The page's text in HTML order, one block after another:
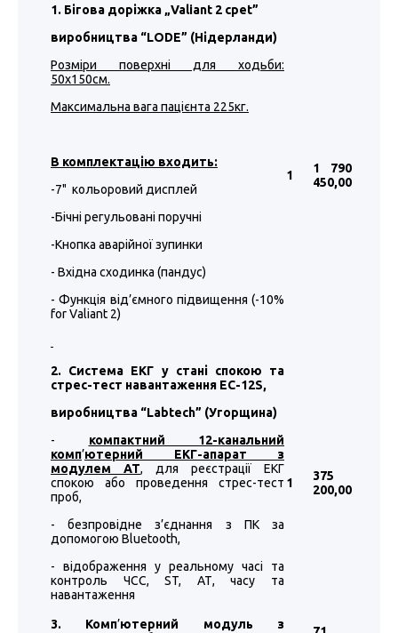
1. Бігова доріжка „Valiant 2 cpet”
виробництва “LODE” (Нідерланди)
Розміри поверхні для ходьби:
50х150см.
Максимальна вага пацієнта 225кг.
В комплектацію входить:
-7" кольоровий дисплей
-Бічні регульовані поручні
-Кнопка аварійної зупинки
- Вхідна сходинка (пандус)
- Функція від’ємного підвищення (-10%
for Valiant 2)
1
1 790
450,00
2. Система ЕКГ у стані спокою та
стрес-тест навантаження EC-12S,
виробництва “Labtech” (Угорщина)
- компактний 12-канальний
комп’ютерний ЕКГ-апарат з
модулем АТ, для реєстрації ЕКГ
спокою або проведення стрес-тест
проб,
- безпровідне з’єднання з ПК за
допомогою Bluetooth,
- відображення у реальному часі та
контроль ЧСС, ST, АТ, часу та
навантаження
1
375
200,00
3. Комп’ютерний модуль з